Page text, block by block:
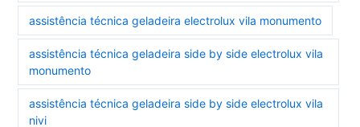
assistência técnica geladeira electrolux vila monumento
assistência técnica geladeira side by side electrolux vila
monumento
assistência técnica geladeira side by side electrolux vila
nivi